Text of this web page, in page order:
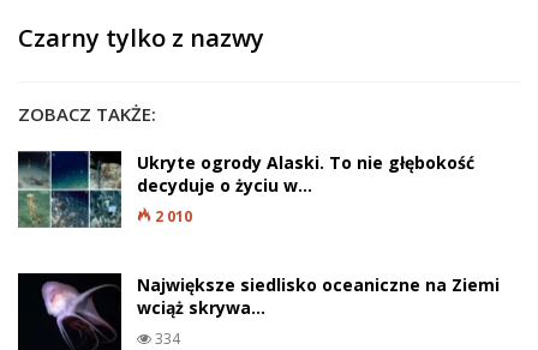
Czarny tylko z nazwy
ZOBACZ TAKŻE:
Ukryte ogrody Alaski. To nie głębokość
decyduje o życiu w…
2 010
Największe siedlisko oceaniczne na Ziemi
wciąż skrywa…
334